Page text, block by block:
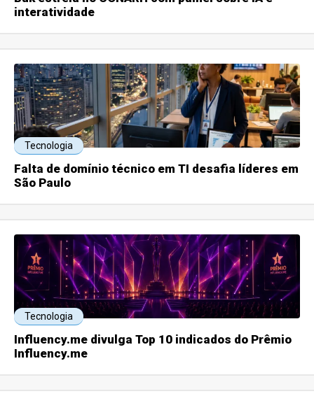
interatividade
Tecnologia
Falta de domínio técnico em TI desafia líderes em
São Paulo
Tecnologia
Influency.me divulga Top 10 indicados do Prêmio
Influency.me